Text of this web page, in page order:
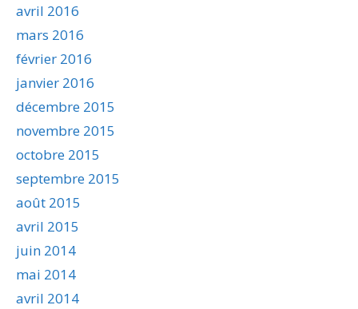
avril 2016
mars 2016
février 2016
janvier 2016
décembre 2015
novembre 2015
octobre 2015
septembre 2015
août 2015
avril 2015
juin 2014
mai 2014
avril 2014